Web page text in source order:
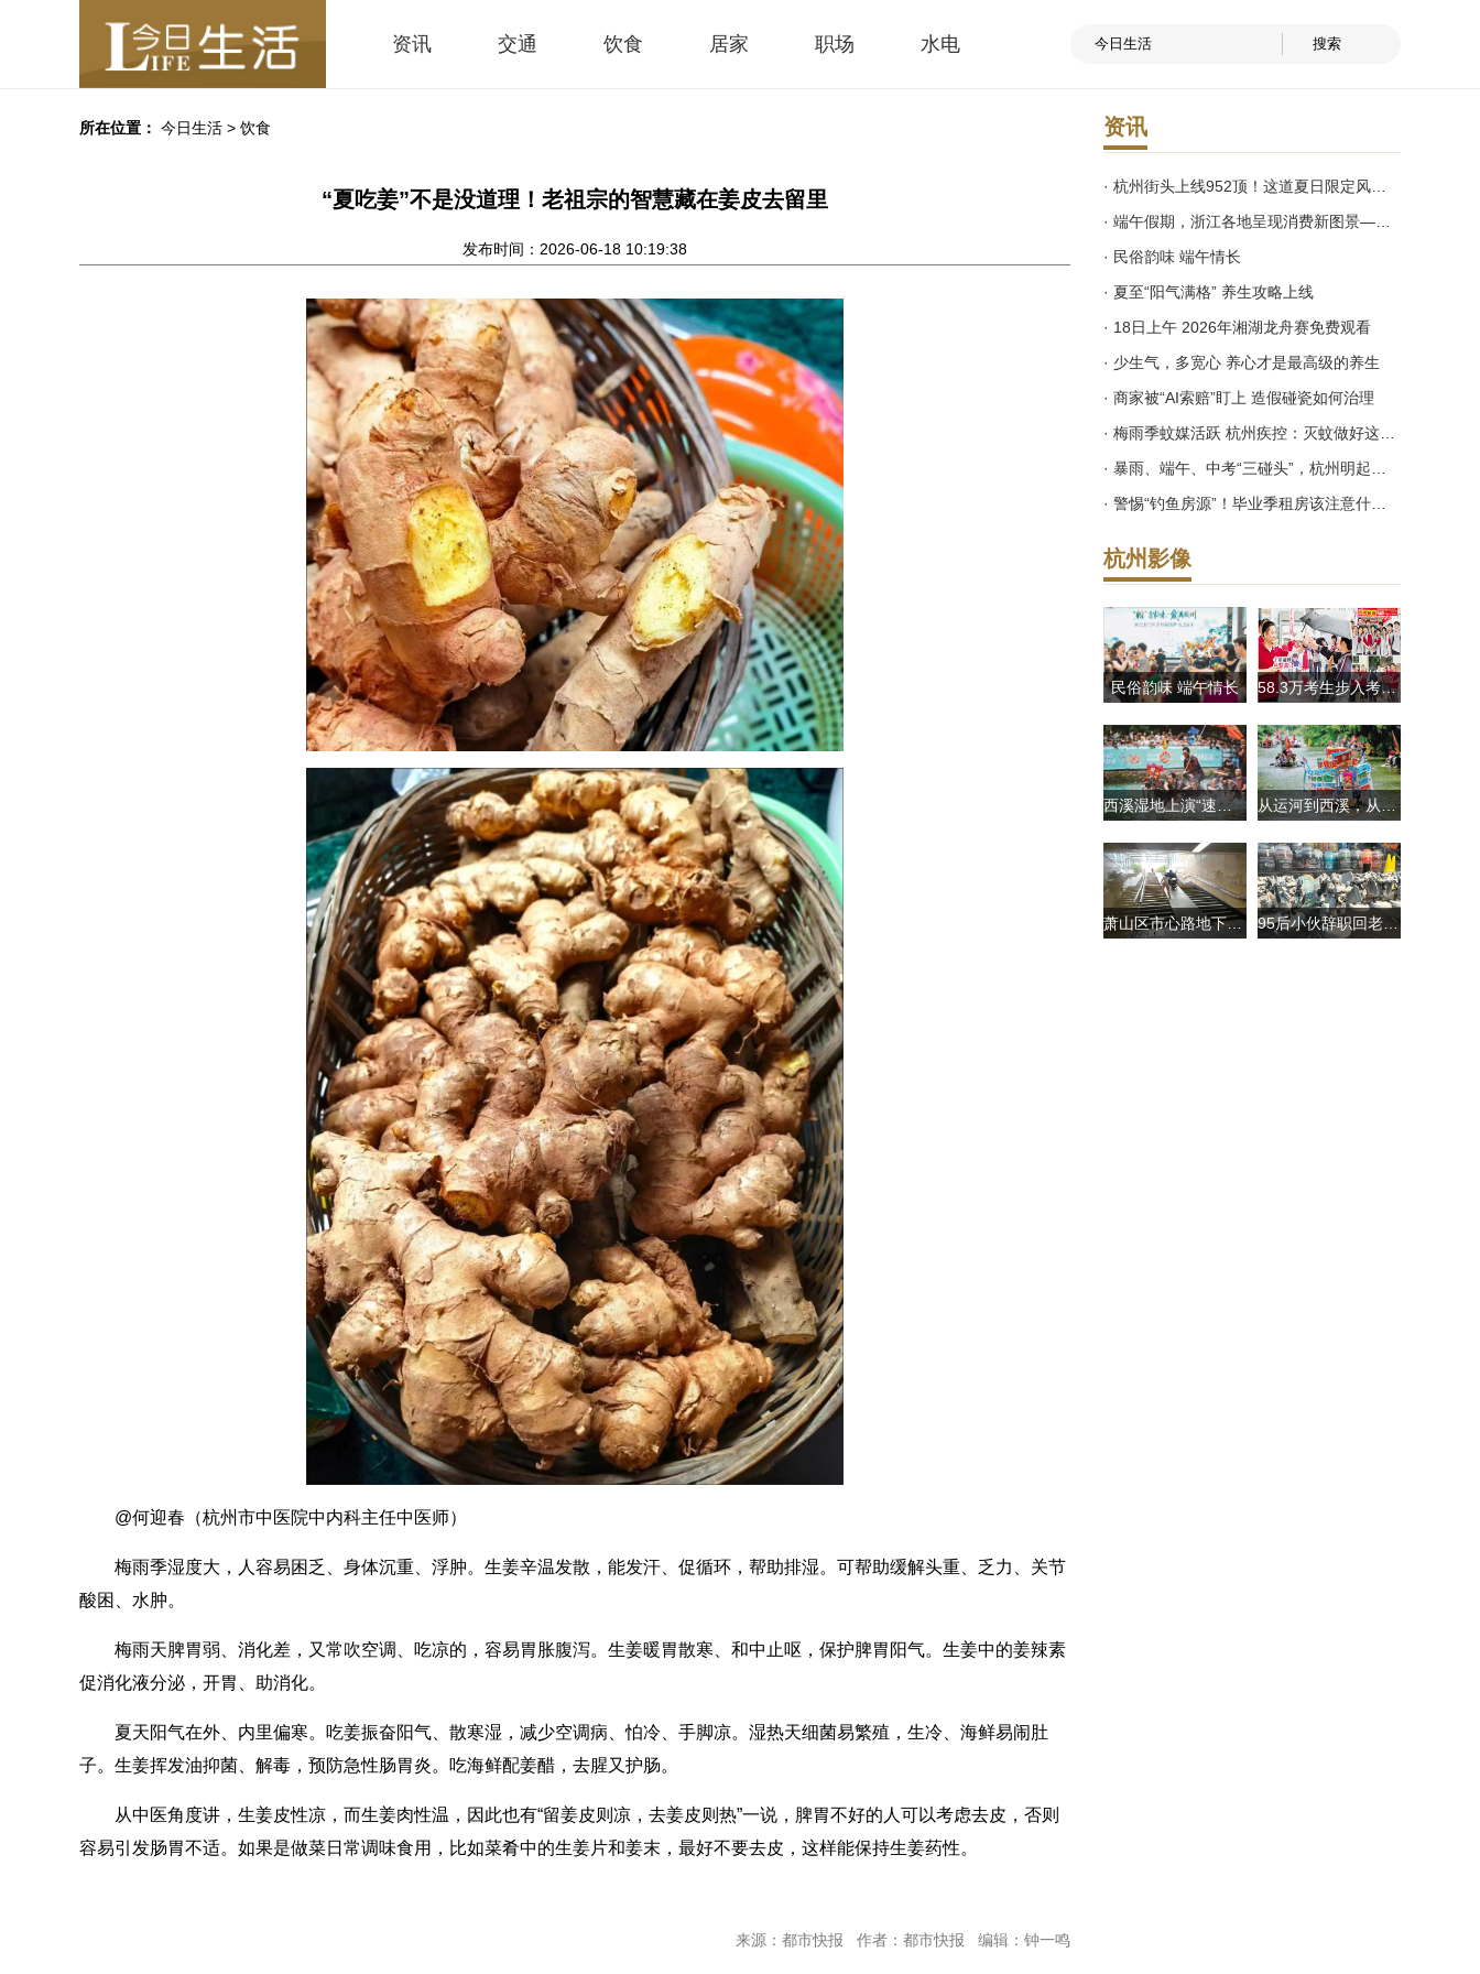
资讯 交通 饮食 居家 职场 水电
所在位置： 今日生活 > 饮食
“夏吃姜”不是没道理！老祖宗的智慧藏在姜皮去留里
发布时间：2026-06-18 10:19:38
@何迎春（杭州市中医院中内科主任中医师）
梅雨季湿度大，人容易困乏、身体沉重、浮肿。生姜辛温发散，能发汗、促循环，帮助排湿。可帮助缓解头重、乏力、关节
酸困、水肿。
梅雨天脾胃弱、消化差，又常吹空调、吃凉的，容易胃胀腹泻。生姜暖胃散寒、和中止呕，保护脾胃阳气。生姜中的姜辣素
促消化液分泌，开胃、助消化。
夏天阳气在外、内里偏寒。吃姜振奋阳气、散寒湿，减少空调病、怕冷、手脚凉。湿热天细菌易繁殖，生冷、海鲜易闹肚
子。生姜挥发油抑菌、解毒，预防急性肠胃炎。吃海鲜配姜醋，去腥又护肠。
从中医角度讲，生姜皮性凉，而生姜肉性温，因此也有“留姜皮则凉，去姜皮则热”一说，脾胃不好的人可以考虑去皮，否则
容易引发肠胃不适。如果是做菜日常调味食用，比如菜肴中的生姜片和姜末，最好不要去皮，这样能保持生姜药性。
来源：都市快报 作者：都市快报 编辑：钟一鸣
资讯
· 民俗韵味 端午情长
· 夏至“阳气满格” 养生攻略上线
· 18日上午 2026年湘湖龙舟赛免费观看
· 少生气，多宽心 养心才是最高级的养生
· 商家被“AI索赔”盯上 造假碰瓷如何治理
杭州影像
民俗韵味 端午情长 58.3万考生步入考场 浙江省中考昨日开考
西溪湿地上演“速度与激情” 360余条龙舟竞渡争流 从运河到西溪，从竞渡到家宴 杭州端午的澎湃与温情
萧山区市心路地下通道坡道太陡雨天频频摔人 95后小伙辞职回老家创业 做“杭州版变形金刚”